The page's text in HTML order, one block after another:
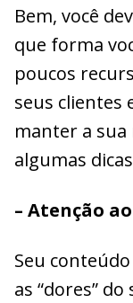
Bem, você
que forma
poucos
seus clientes
manter a sua
algumas
– Atenção
Seu
as “dores”